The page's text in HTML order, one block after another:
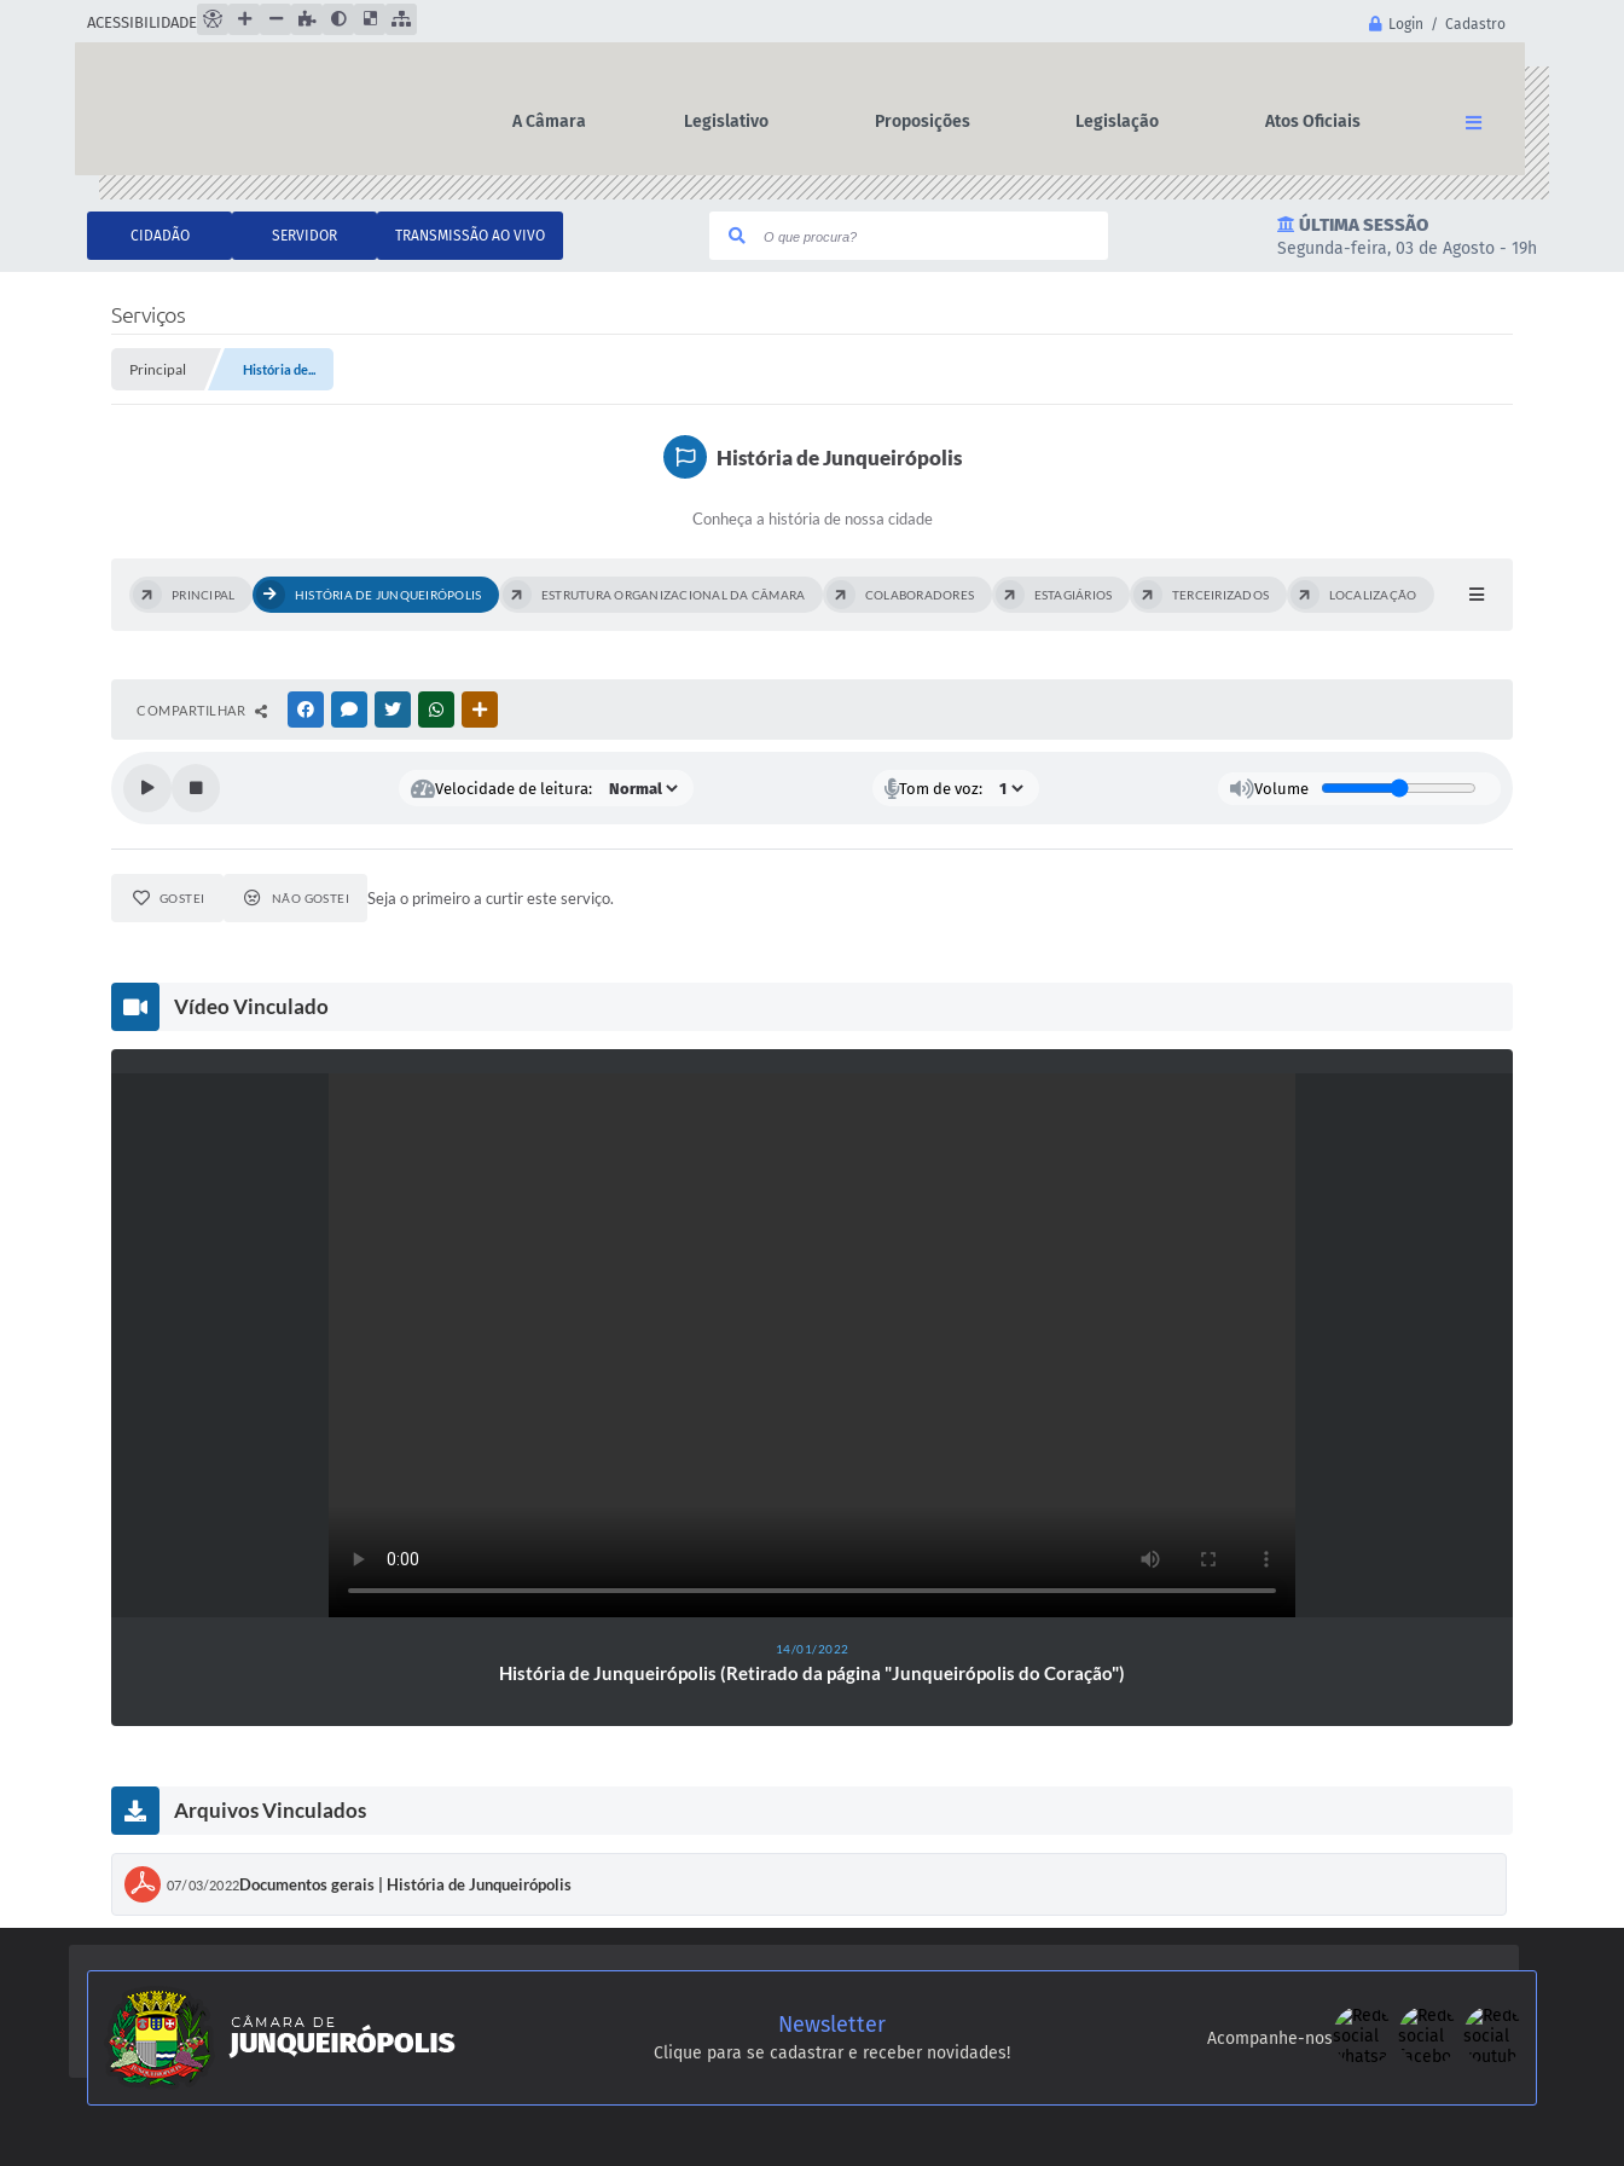
Login / Cadastro
ACESSIBILIDADE
A Câmara Legislativo Proposições Legislação Atos Oficiais
CIDADÃO SERVIDOR TRANSMISSÃO AO VIVO
ÚLTIMA SESSÃO
Segunda-feira, 03 de Agosto - 19h
Serviços
Principal História de...
História de Junqueirópolis
Conheça a história de nossa cidade
PRINCIPAL HISTÓRIA DE JUNQUEIRÓPOLIS ESTRUTURA ORGANIZACIONAL DA CÂMARA COLABORADORES ESTAGIÁRIOS TERCEIRIZADOS LOCALIZAÇÃO
COMPARTILHAR FACEBOOKMESSENGER
TWITTERWHATSAPP
Velocidade de leitura: Tom de voz: Volume
GOSTEI NÃO GOSTEI Seja o primeiro a curtir este serviço.
Vídeo Vinculado
14/01/2022
História de Junqueirópolis (Retirado da página "Junqueirópolis do Coração")
Arquivos Vinculados
07/03/2022Documentos gerais | História de Junqueirópolis
Newsletter
Clique para se cadastrar e receber novidades!
Acompanhe-nos